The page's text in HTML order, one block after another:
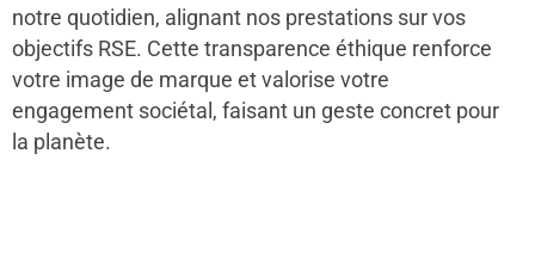
notre quotidien, alignant nos prestations sur vos
objectifs RSE. Cette transparence éthique renforce
votre image de marque et valorise votre
engagement sociétal, faisant un geste concret pour
la planète.